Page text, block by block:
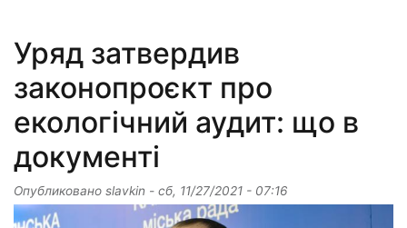
Уряд затвердив
законопроєкт про
екологічний аудит: що в
документі
Опубликовано slavkin - сб, 11/27/2021 - 07:16